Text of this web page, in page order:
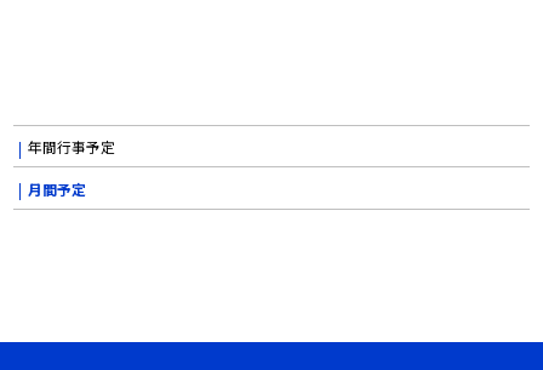
年間行事予定
月間予定